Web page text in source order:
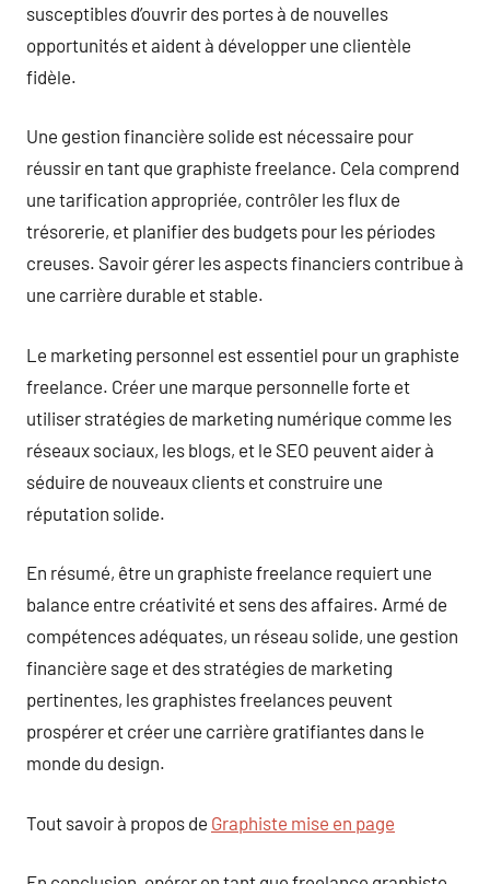
susceptibles d’ouvrir des portes à de nouvelles
opportunités et aident à développer une clientèle
fidèle.
Une gestion financière solide est nécessaire pour
réussir en tant que graphiste freelance. Cela comprend
une tarification appropriée, contrôler les flux de
trésorerie, et planifier des budgets pour les périodes
creuses. Savoir gérer les aspects financiers contribue à
une carrière durable et stable.
Le marketing personnel est essentiel pour un graphiste
freelance. Créer une marque personnelle forte et
utiliser stratégies de marketing numérique comme les
réseaux sociaux, les blogs, et le SEO peuvent aider à
séduire de nouveaux clients et construire une
réputation solide.
En résumé, être un graphiste freelance requiert une
balance entre créativité et sens des affaires. Armé de
compétences adéquates, un réseau solide, une gestion
financière sage et des stratégies de marketing
pertinentes, les graphistes freelances peuvent
prospérer et créer une carrière gratifiantes dans le
monde du design.
Tout savoir à propos de Graphiste mise en page